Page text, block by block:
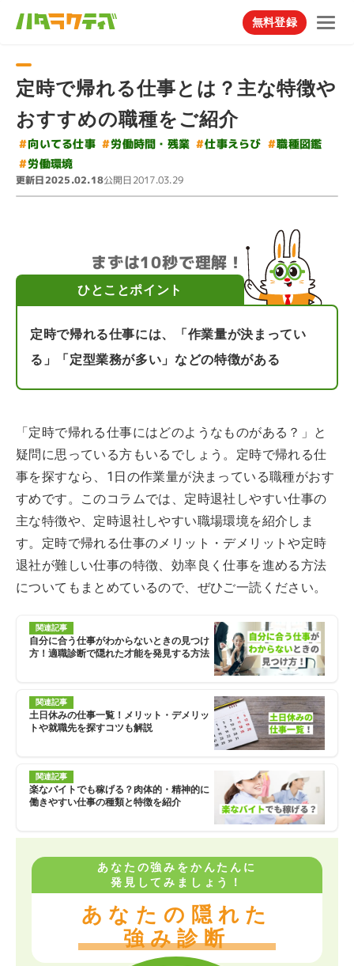
無料登録
定時で帰れる仕事とは？主な特徴や
おすすめの職種をご紹介
#向いてる仕事 #労働時間・残業 #仕事えらび #職種図鑑
#労働環境
更新日2025.02.18公開日2017.03.29
まずは10秒で理解！
ひとことポイント
定時で帰れる仕事には、「作業量が決まってい
る」「定型業務が多い」などの特徴がある
「定時で帰れる仕事にはどのようなものがある？」と
疑問に思っている方もいるでしょう。定時で帰れる仕
事を探すなら、1日の作業量が決まっている職種がおす
すめです。このコラムでは、定時退社しやすい仕事の
主な特徴や、定時退社しやすい職場環境を紹介しま
す。定時で帰れる仕事のメリット・デメリットや定時
退社が難しい仕事の特徴、効率良く仕事を進める方法
についてもまとめているので、ぜひご一読ください。
関連記事
自分に合う仕事がわからないときの見つけ
方！適職診断で隠れた才能を発見する方法
関連記事
土日休みの仕事一覧！メリット・デメリッ
トや就職先を探すコツも解説
関連記事
楽なバイトでも稼げる？肉体的・精神的に
働きやすい仕事の種類と特徴を紹介
あなたの強みをかんたんに
発見してみましょう！
あなたの隠れた
強み診断